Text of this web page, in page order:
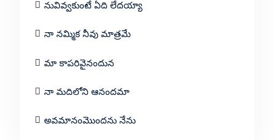
నువివ్వకుంటే ఏది లేదయ్యా
నా నమ్మిక నీవు మాత్రమే
మా కాపరివైనందున
నా మదిలోని ఆనందమా
అవమానంమొందను నేను